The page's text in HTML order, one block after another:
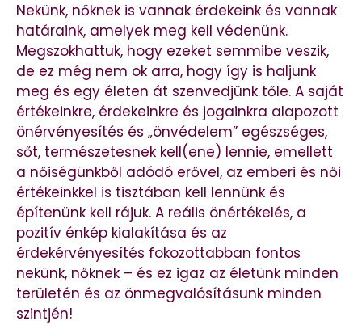
Nekünk, nőknek is vannak érdekeink és vannak
határaink, amelyek meg kell védenünk.
Megszokhattuk, hogy ezeket semmibe veszik,
de ez még nem ok arra, hogy így is haljunk
meg és egy életen át szenvedjünk tőle. A saját
értékeinkre, érdekeinkre és jogainkra alapozott
önérvényesítés és „önvédelem” egészséges,
sőt, természetesnek kell(ene) lennie, emellett
a nőiségünkből adódó erővel, az emberi és női
értékeinkkel is tisztában kell lennünk és
építenünk kell rájuk. A reális önértékelés, a
pozitív énkép kialakítása és az
érdekérvényesítés fokozottabban fontos
nekünk, nőknek – és ez igaz az életünk minden
területén és az önmegvalósításunk minden
szintjén!